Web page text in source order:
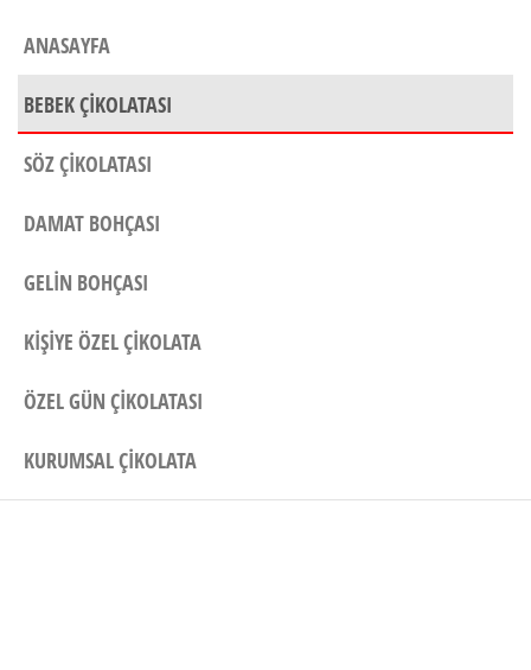
ANASAYFA
BEBEK ÇIKOLATASI
SÖZ ÇIKOLATASI
DAMAT BOHÇASI
GELIN BOHÇASI
KIŞIYE ÖZEL ÇIKOLATA
ÖZEL GÜN ÇIKOLATASI
KURUMSAL ÇIKOLATA